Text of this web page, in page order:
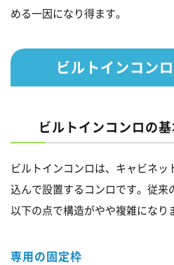
める一因になり得ます。
ビルトインコン
ビルトインコンロの
ビルトインコンロは、キャビネッ
込んで設置するコンロです。従来
以下の点で構造がやや複雑になり
専用の固定枠